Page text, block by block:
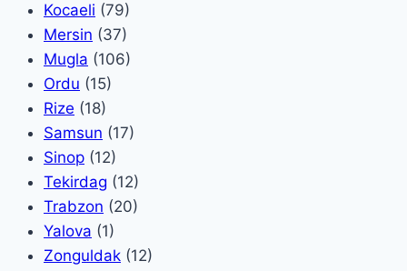
Kocaeli (79)
Mersin (37)
Mugla (106)
Ordu (15)
Rize (18)
Samsun (17)
Sinop (12)
Tekirdag (12)
Trabzon (20)
Yalova (1)
Zonguldak (12)